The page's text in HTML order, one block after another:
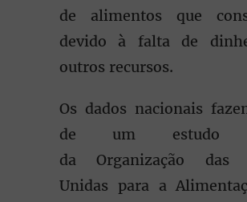
de alimentos que
devido à falta de
outros recursos.
Os dados nacionais
de um estudo
da Organização das
Unidas para a